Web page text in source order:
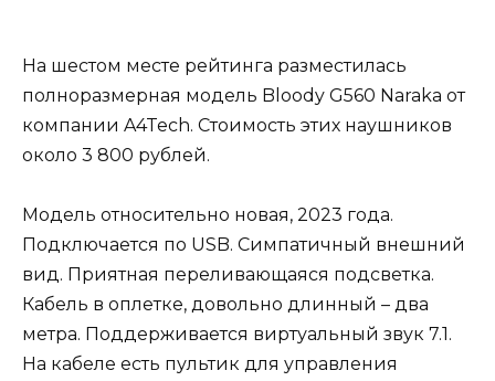
На шестом месте рейтинга разместилась
полноразмерная модель Bloody G560 Naraka от
компании A4Tech. Стоимость этих наушников
около 3 800 рублей.
Модель относительно новая, 2023 года.
Подключается по USB. Симпатичный внешний
вид. Приятная переливающаяся подсветка.
Кабель в оплетке, довольно длинный – два
метра. Поддерживается виртуальный звук 7.1.
На кабеле есть пультик для управления